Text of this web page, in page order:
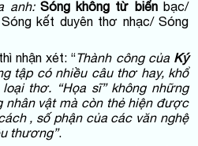
anh: Sóng không từ biểnbạc/
kết duyên thơ nhạc/ Sóng
nhận xét: “Thành công của Ký
tập có nhiều câu thơ hay, khổ
thơ. “Họa sĩ” không những
nhân vật mà còn thẻ hiện được
, số phận của các văn nghệ
thương”.